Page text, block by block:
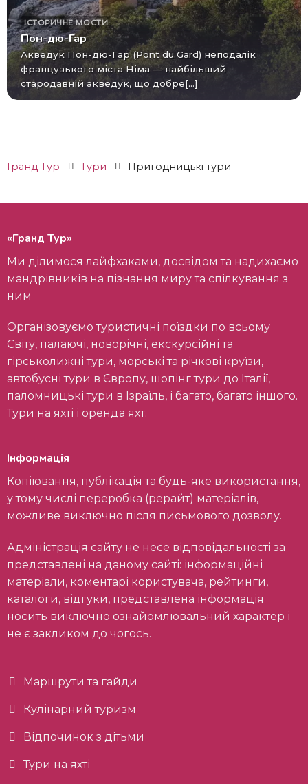
ІСТОРИЧНЕ МОСТИ
Пон-дю-Гар
Акведук Пон-дю-Гар (Pont du Gard) неподалік
французького міста Німа — найбільший
стародавній акведук, що добре[...]
Гранд Тур Тури Пригодницькі тури
«Гранд Тур»
Ми ділимося лайфхаками, досвідом та надихаємо
мандрівників на пізнання миру та спілкування з
ним
Організовуємо туристичні поїздки по всьому
Світу, палаючі, новорічні, екскурсійні та
гірськолижні тури, морські та річкові круїзи,
автобусні тури в Європу, шопінг тури до Італії,
паломницькі тури в Ізраїль, і багато, багато іншого.
Тури на яхті і оренда яхт.
Інформація
Копіювання, публікація та будь-яке використання,
у тому числі переробка (рерайт) матеріалів,
можливе виключно після письмового дозволу.
Адміністрація сайту не несе відповідальності за
представлені на даному сайті: інформаційні
матеріали, коментарі користувача, рейтинги,
каталоги, відгуки, представлена інформація
носить виключно ознайомлювальний характер і
не є закликом до чогось.
Маршрути та гайди
Кулінарний туризм
Відпочинок з дітьми
Тури на яхті